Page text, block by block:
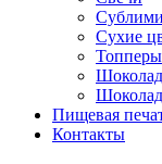
Сухие
Топперы
Пищевая
Контакты